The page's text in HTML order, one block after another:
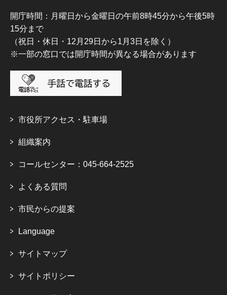
開庁時間：月曜日から金曜日の午前8時45分から午後5時
15分まで
（祝日・休日・12月29日から1月3日を除く）
※一部の窓口では開庁時間が異なる場合があります
市役所アクセス・駐車場
組織案内
コールセンター：045-664-2525
よくある質問
市民からの提案
Language
サイトマップ
サイトポリシー